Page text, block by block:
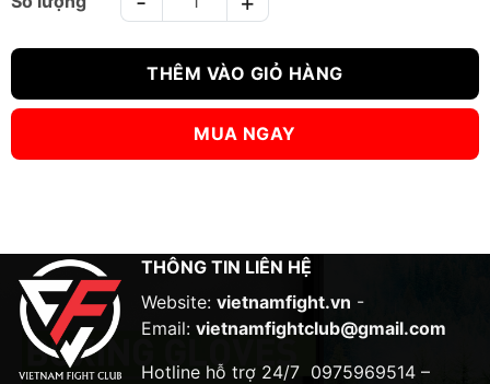
ĐÍCH ĐÁ FAIRTEX KICK PADS KPLC6 số lượng
THÊM VÀO GIỎ HÀNG
MUA NGAY
THÔNG TIN LIÊN HỆ
Website: vietnamfight.vn -
Email: vietnamfightclub@gmail.com
Hotline hỗ trợ 24/7 0975969514 –